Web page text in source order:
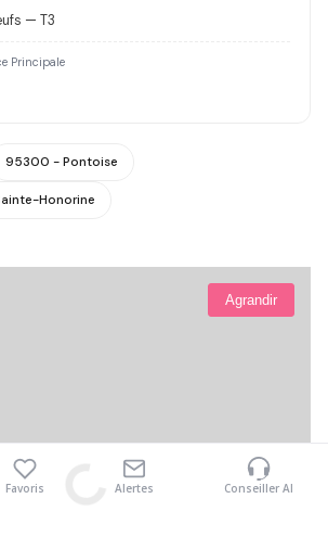
— T3
Principale
95300 - Pontoise
Honorine
Voir la carte
Agrandir
Favoris Alertes Conseiller AI